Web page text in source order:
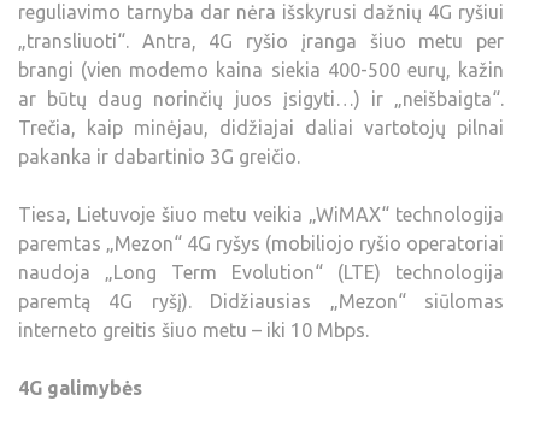
reguliavimo tarnyba dar nėra išskyrusi dažnių 4G ryšiui
„transliuoti“. Antra, 4G ryšio įranga šiuo metu per
brangi (vien modemo kaina siekia 400-500 eurų, kažin
ar būtų daug norinčių juos įsigyti…) ir „neišbaigta“.
Trečia, kaip minėjau, didžiajai daliai vartotojų pilnai
pakanka ir dabartinio 3G greičio.
Tiesa, Lietuvoje šiuo metu veikia „WiMAX“ technologija
paremtas „Mezon“ 4G ryšys (mobiliojo ryšio operatoriai
naudoja „Long Term Evolution“ (LTE) technologija
paremtą 4G ryšį). Didžiausias „Mezon“ siūlomas
interneto greitis šiuo metu – iki 10 Mbps.
4G galimybės